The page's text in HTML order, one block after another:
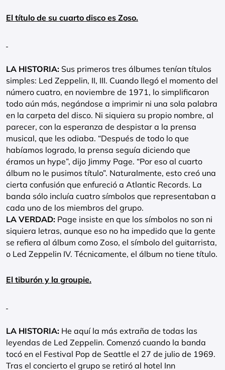
El título de su cuarto disco es Zoso.
LA HISTORIA: Sus primeros tres álbumes tenían títulos
simples: Led Zeppelin, II, III. Cuando llegó el momento del
número cuatro, en noviembre de 1971, lo simplificaron
todo aún más, negándose a imprimir ni una sola palabra
en la carpeta del disco. Ni siquiera su propio nombre, al
parecer, con la esperanza de despistar a la prensa
musical, que les odiaba. “Después de todo lo que
habíamos logrado, la prensa seguía diciendo que
éramos un hype”, dijo Jimmy Page. “Por eso al cuarto
álbum no le pusimos título”. Naturalmente, esto creó una
cierta confusión que enfureció a Atlantic Records. La
banda sólo incluía cuatro símbolos que representaban a
cada uno de los miembros del grupo.
LA VERDAD: Page insiste en que los símbolos no son ni
siquiera letras, aunque eso no ha impedido que la gente
se refiera al álbum como Zoso, el símbolo del guitarrista,
o Led Zeppelin IV. Técnicamente, el álbum no tiene título.
El tiburón y la groupie.
LA HISTORIA: He aquí la más extraña de todas las
leyendas de Led Zeppelin. Comenzó cuando la banda
tocó en el Festival Pop de Seattle el 27 de julio de 1969.
Tras el concierto el grupo se retiró al hotel Inn